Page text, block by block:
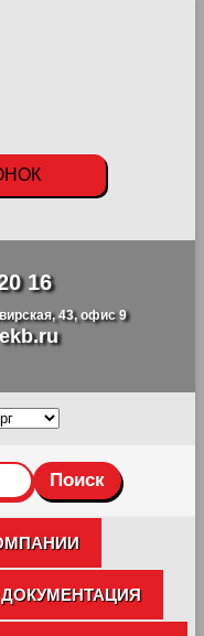
16
43, офис 9
ДОКУМЕНТАЦИЯ